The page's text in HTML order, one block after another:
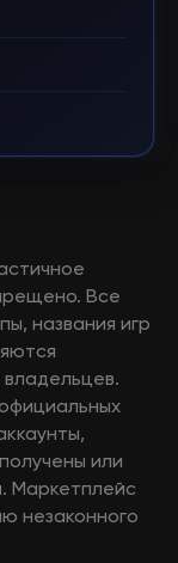
Все
названия игр
или
Маркетплейс
незаконного